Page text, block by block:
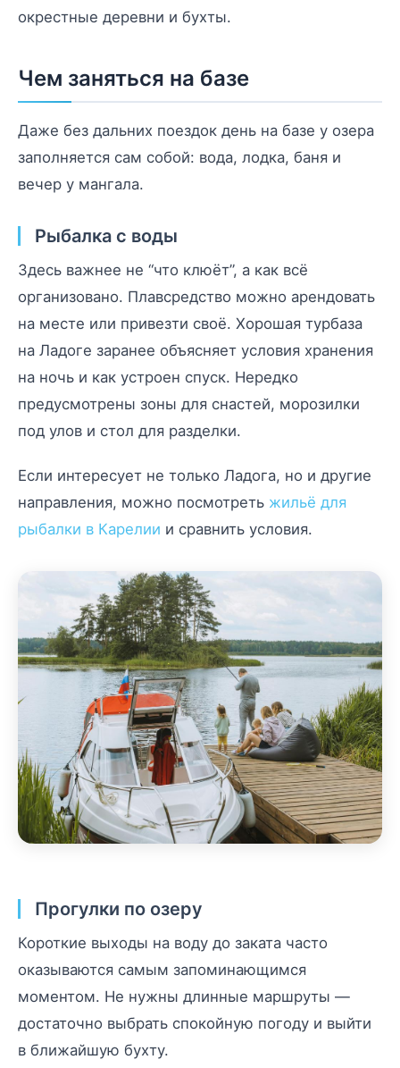
окрестные деревни и бухты.
Чем заняться на базе
Даже без дальних поездок день на базе у озера
заполняется сам собой: вода, лодка, баня и
вечер у мангала.
Рыбалка с воды
Здесь важнее не “что клюёт”, а как всё
организовано. Плавсредство можно арендовать
на месте или привезти своё. Хорошая турбаза
на Ладоге заранее объясняет условия хранения
на ночь и как устроен спуск. Нередко
предусмотрены зоны для снастей, морозилки
под улов и стол для разделки.
Если интересует не только Ладога, но и другие
направления, можно посмотреть жильё для
рыбалки в Карелии и сравнить условия.
Прогулки по озеру
Короткие выходы на воду до заката часто
оказываются самым запоминающимся
моментом. Не нужны длинные маршруты —
достаточно выбрать спокойную погоду и выйти
в ближайшую бухту.